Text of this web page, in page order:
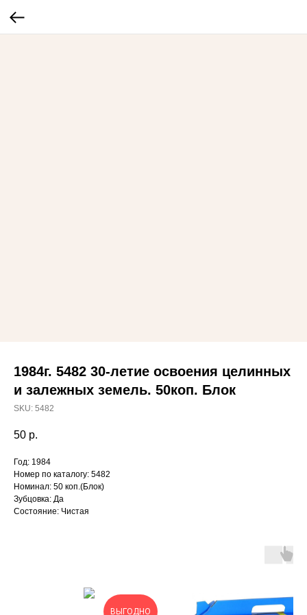
1984г. 5482 30-летие освоения целинных
и залежных земель. 50коп. Блок
SKU: 5482
50 р.
Год: 1984
Номер по каталогу: 5482
Номинал: 50 коп.(Блок)
Зубцовка: Да
Состояние: Чистая
ВЫГОДНО